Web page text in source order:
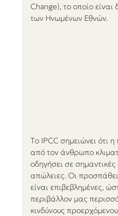
Change), το οποίο είναι
των Ηνωμένων Εθνών.
Τo IPCC σημειώνει ότι
από τον άνθρωπο
οδηγήσει σε σημαντικές
απώλειες. Οι
είναι επιβεβλημένες,
περιβάλλον μας
κινδύνους